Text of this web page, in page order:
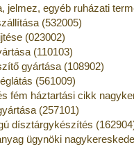
jelmez, egyéb ruházati
(532005)
(023002)
(110103)
gyártása (108902)
(561009)
fém háztartási cikk
(257101)
dísztárgykészítés
ügynöki